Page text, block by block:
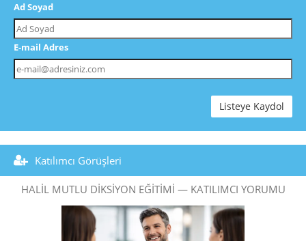
Ad Soyad
E-mail Adres
Listeye Kaydol
Katılımcı Görüşleri
HALIL MUTLU DIKSIYON EĞITIMI — KATILIMCI YORUMU